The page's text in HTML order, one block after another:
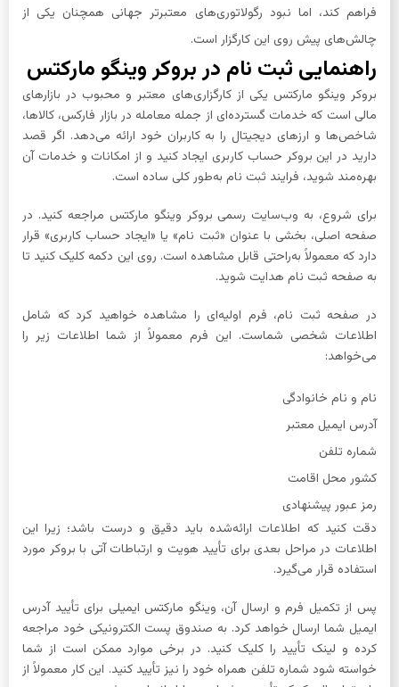
فراهم کند، اما نبود رگولاتوری‌های معتبرتر جهانی همچنان یکی از
چالش‌های پیش روی این کارگزار است.
راهنمایی ثبت نام در بروکر وینگو مارکتس
بروکر وینگو مارکتس یکی از کارگزاری‌های معتبر و محبوب در بازارهای
مالی است که خدمات گسترده‌ای از جمله معامله در بازار فارکس، کالاها،
شاخص‌ها و ارزهای دیجیتال را به کاربران خود ارائه می‌دهد. اگر قصد
دارید در این بروکر حساب کاربری ایجاد کنید و از امکانات و خدمات آن
بهره‌مند شوید، فرایند ثبت نام به‌طور کلی ساده است.
برای شروع، به وب‌سایت رسمی بروکر وینگو مارکتس مراجعه کنید. در
صفحه اصلی، بخشی با عنوان «ثبت نام» یا «ایجاد حساب کاربری» قرار
دارد که معمولاً به‌راحتی قابل مشاهده است. روی این دکمه کلیک کنید تا
به صفحه ثبت نام هدایت شوید.
در صفحه ثبت نام، فرم اولیه‌ای را مشاهده خواهید کرد که شامل
اطلاعات شخصی شماست. این فرم معمولاً از شما اطلاعات زیر را
می‌خواهد:
نام و نام خانوادگی
آدرس ایمیل معتبر
شماره تلفن
کشور محل اقامت
رمز عبور پیشنهادی
دقت کنید که اطلاعات ارائه‌شده باید دقیق و درست باشد؛ زیرا این
اطلاعات در مراحل بعدی برای تأیید هویت و ارتباطات آتی با بروکر مورد
استفاده قرار می‌گیرد.
پس از تکمیل فرم و ارسال آن، وینگو مارکتس ایمیلی برای تأیید آدرس
ایمیل شما ارسال خواهد کرد. به صندوق پست الکترونیکی خود مراجعه
کرده و لینک تأیید را کلیک کنید. در برخی موارد ممکن است از شما
خواسته شود شماره تلفن همراه خود را نیز تأیید کنید. این کار معمولاً از